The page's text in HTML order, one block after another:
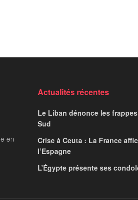
en
Actualités récentes
Le Liban dénonce les
Sud
Crise à Ceuta : La France
l’Espagne
L’Égypte présente ses